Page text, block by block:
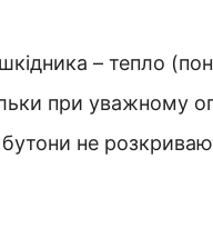
– тепло
при уважному
не